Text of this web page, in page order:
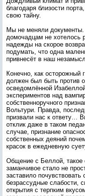
благодаря близости
свою тайну.
Мы не меняли
домочадцам не хотелось
надежды на скорое
подумать, что одна
привнесёт в наш
Конечно, как осторожный
должен был быть против
осведомлённой
экспериментов над
собственноручного
Вольтури. Правда,
призвали нас к ответу…
отклик даже в таком
случае, признание
собственных деяний
красок в ежедневную
Общение с Беллой, такое
заманчивое стало не
заставило
безрассудные слабости,
открытия с терпким